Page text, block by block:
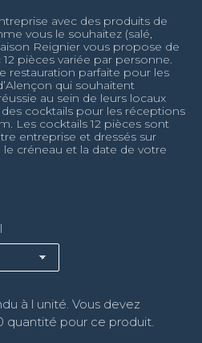
avec des produits de
vous le souhaitez (salé,
Reignier vous propose de
pièces variée par personne.
restauration parfaite pour les
qui souhaitent
au sein de leurs locaux
cocktails pour les réceptions
Les cocktails 12 pièces sont
entreprise et dressés sur
créneau et la date de votre
à l unité. Vous devez
quantité pour ce produit.